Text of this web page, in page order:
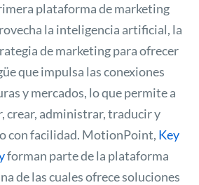
plataforma de marketing
la inteligencia artificial, la
de marketing para ofrecer
que impulsa las conexiones
y mercados, lo que permite a
crear, administrar, traducir y
con facilidad. MotionPoint, Key
forman parte de la plataforma
de las cuales ofrece soluciones